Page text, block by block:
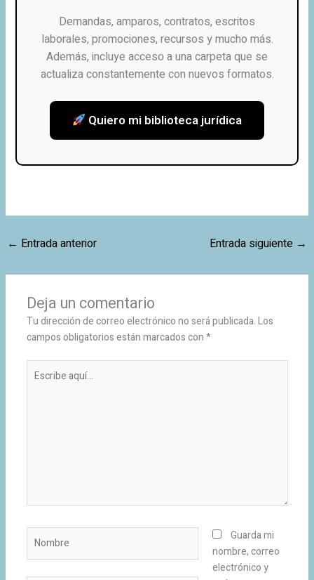
Demandas, amparos, contratos, escritos
laborales, promociones, recursos y mucho más.
Además, incluye acceso a una carpeta que se
actualiza constantemente con nuevos formatos.
Quiero mi biblioteca jurídica
← Entrada anterior Entrada siguiente →
Deja un comentario
Tu dirección de correo electrónico no será publicada.Los
campos obligatorios están marcados con*
aquí...
Guarda mi
nombre, correo
electrónico y